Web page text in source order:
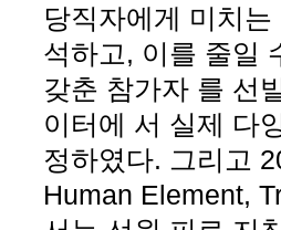
당직자에게 미치
석하고, 이를 줄일
갖춘 참가자 를 선
이터에 서 실제 다
정하였다. 그리고
Human Element,